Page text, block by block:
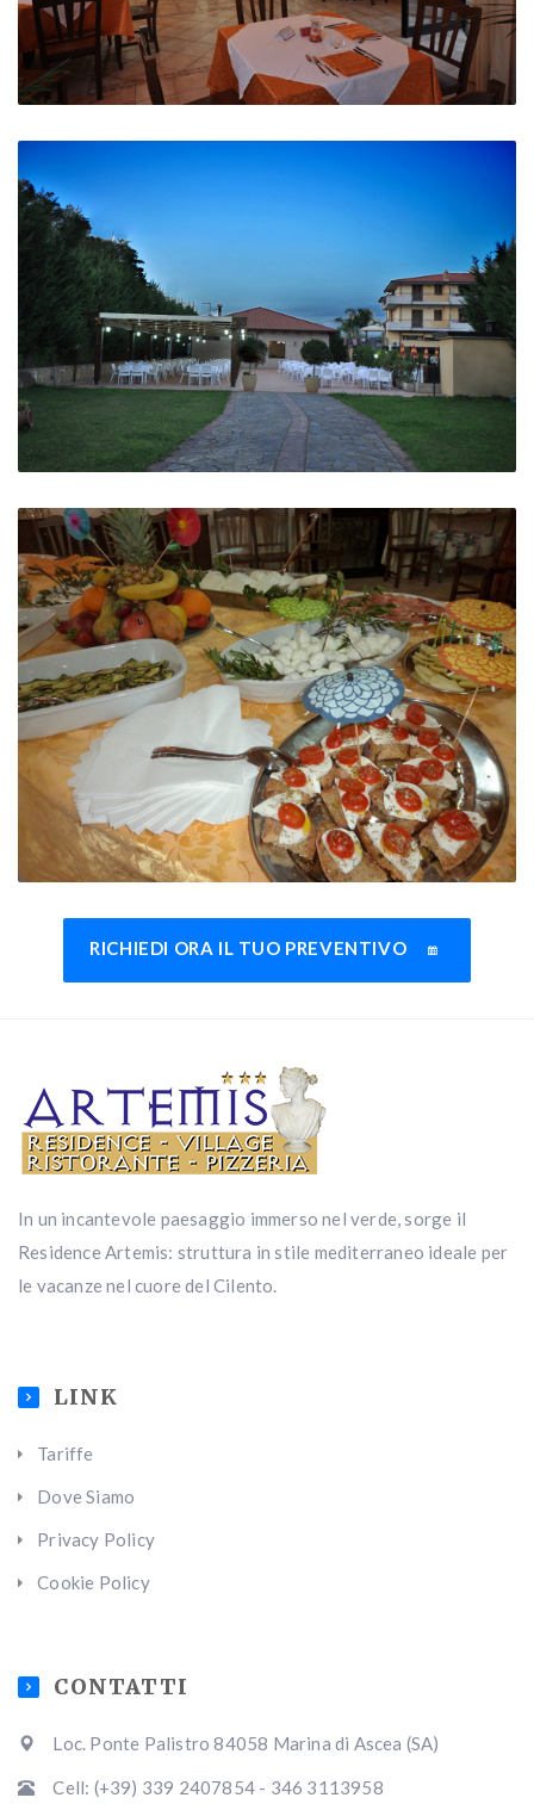
RICHIEDI ORA IL TUO PREVENTIVO
In un incantevole paesaggio immerso nel verde, sorge il
Residence Artemis: struttura in stile mediterraneo ideale per
le vacanze nel cuore del Cilento.
LINK
Tariffe
Dove Siamo
Privacy Policy
Cookie Policy
CONTATTI
Loc. Ponte Palistro 84058 Marina di Ascea (SA)
Cell: (+39) 339 2407854 - 346 3113958